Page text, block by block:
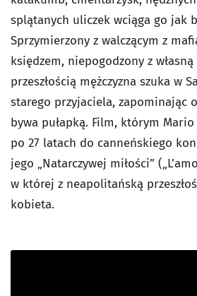
splątanych uliczek wciąga go jak
Sprzymierzony z walczącym z
księdzem, niepogodzony z
przeszłością mężczyzna szuka w
starego przyjaciela, zapominając
bywa pułapką. Film, którym
po 27 latach do canneńskiego
jego „Natarczywej miłości”
w której z neapolitańską
kobieta.